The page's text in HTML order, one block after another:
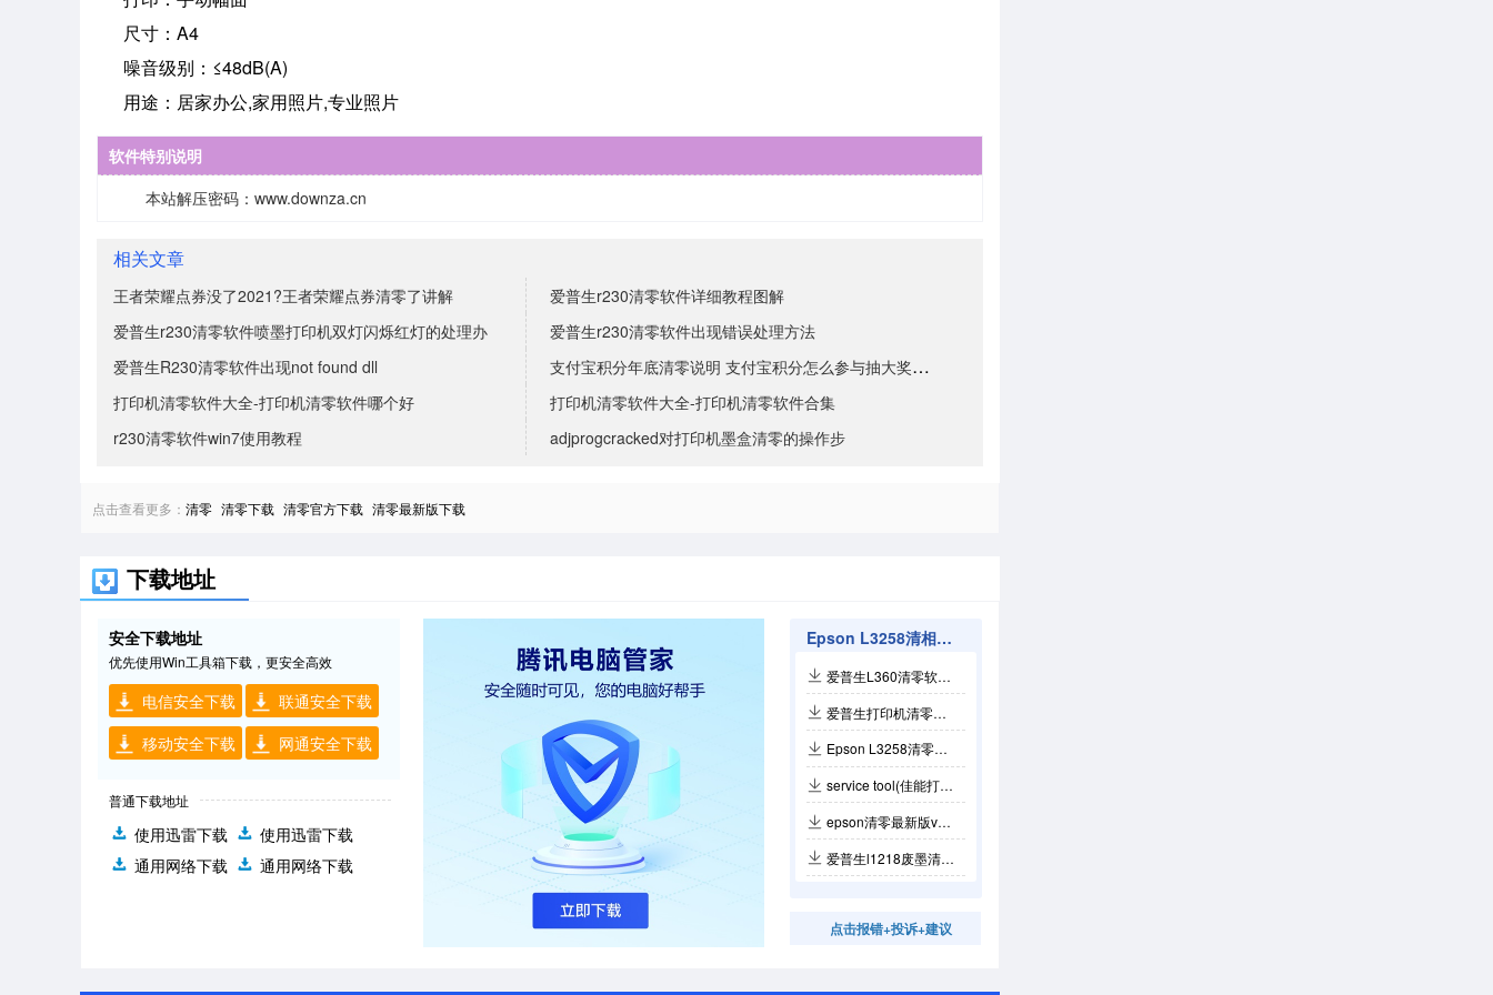
尺寸：A4
噪音级别：≤48dB(A)
用途：居家办公,家用照片,专业照片
软件特别说明
本站解压密码：www.downza.cn
相关文章
王者荣耀点券没了2021?王者荣耀点券清零了讲解
爱普生r230清零软件详细教程图解
爱普生r230清零软件喷墨打印机双灯闪烁红灯的处理办
爱普生r230清零软件出现错误处理方法
爱普生R230清零软件出现not found dll
支付宝积分年底清零说明 支付宝积分怎么参与抽大奖活动
打印机清零软件大全-打印机清零软件哪个好
打印机清零软件大全-打印机清零软件合集
r230清零软件win7使用教程
adjprogcracked对打印机墨盒清零的操作步
点击查看更多： 清零 清零下载 清零官方下载 清零最新版下载
下载地址
安全下载地址
优先使用Win工具箱下载，更安全高效
电信安全下载
联通安全下载
移动安全下载
网通安全下载
普通下载地址
使用迅雷下载
使用迅雷下载
通用网络下载
通用网络下载
Epson L3258清相关软件
爱普生L360清零软件官方版
爱普生打印机清零软件官方版 v4.30
Epson L3258清零软件v1.0.3
service tool(佳能打印机清零软件)v2.0
epson清零最新版v4.30
爱普生l1218废墨清零v1.0.3
点击报错+投诉+建议